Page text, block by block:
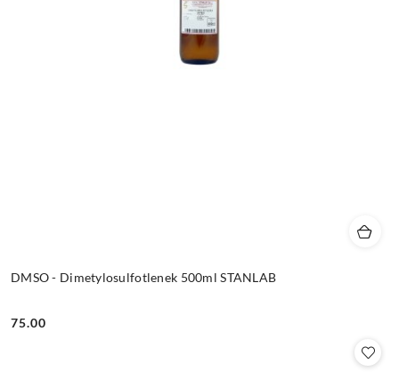
DMSO - Dimetylosulfotlenek 500ml STANLAB
Cena:
75.00